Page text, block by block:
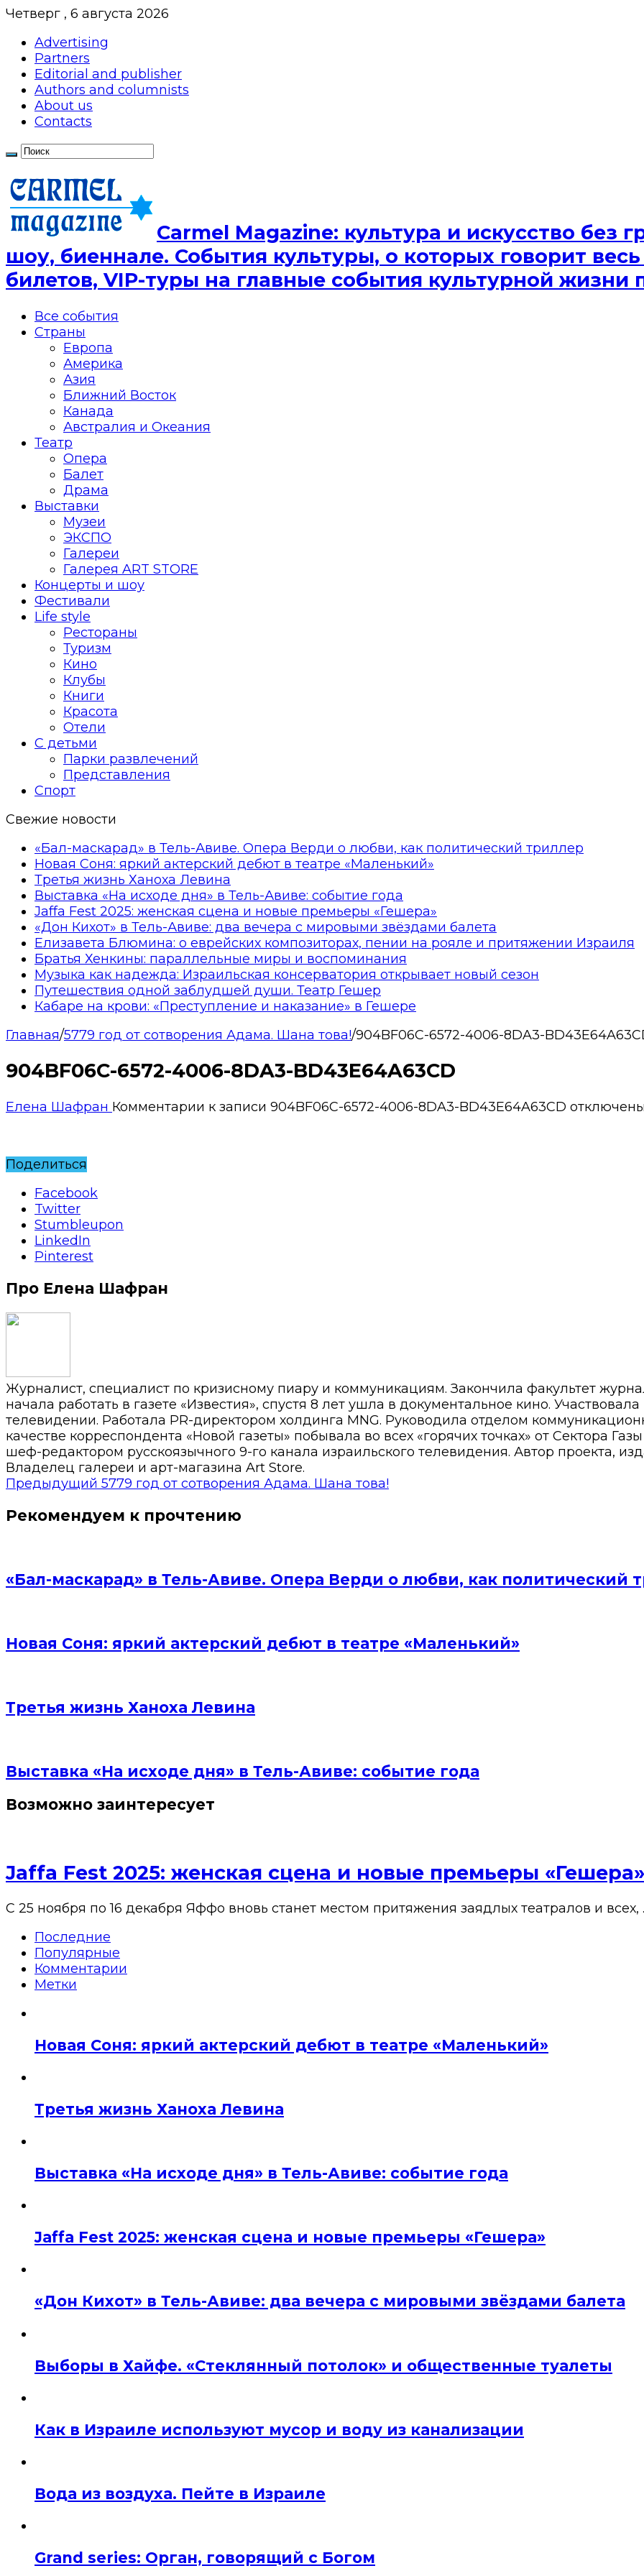
Четверг , 6 августа 2026
Advertising
Partners
Editorial and publisher
Authors and columnists
About us
Contacts
Сarmel Magazine: культура и искусство
шоу, биеннале. События культуры, о которых говорит
билетов, VIP-туры на главные события культурной жизни
Все события
Страны
Европа
Америка
Азия
Ближний Восток
Канада
Австралия и Океания
Театр
Опера
Балет
Драма
Выставки
Музеи
ЭКСПО
Галереи
Галерея ART STORE
Концерты и шоу
Фестивали
Life style
Рестораны
Туризм
Кино
Клубы
Книги
Красота
Отели
С детьми
Парки развлечений
Представления
Спорт
Свежие новости
«Бал-маскарад» в Тель-Авиве. Опера Верди о любви, как политический триллер
Новая Соня: яркий актерский дебют в театре «Маленький»
Третья жизнь Ханоха Левина
Выставка «На исходе дня» в Тель-Авиве: событие года
Jaffa Fest 2025: женская сцена и новые премьеры «Гешера»
«Дон Кихот» в Тель-Авиве: два вечера с мировыми звёздами балета
Елизавета Блюмина: о еврейских композиторах, пении на рояле и притяжении Израиля
Братья Хенкины: параллельные миры и воспоминания
Музыка как надежда: Израильская консерватория открывает новый сезон
Путешествия одной заблудшей души. Театр Гешер
Кабаре на крови: «Преступление и наказание» в Гешере
Главная/5779 год от сотворения Адама. Шана това!/904BF06C-6572-4006-8DA3-
904BF06C-6572-4006-8DA3-BD43E64A63CD
Елена Шафран Комментарии к записи 904BF06C-6572-4006-8DA3-BD43E64A63CD
Поделиться
Facebook
Twitter
Stumbleupon
LinkedIn
Pinterest
Про Елена Шафран
Журналист, специалист по кризисному пиару и коммуникациям. Закончила факультет
начала работать в газете «Известия», спустя 8 лет ушла в документальное кино.
телевидении. Работала PR-директором холдинга MNG. Руководила отделом
качестве корреспондента «Новой газеты» побывала во всех «горячих точках» от Сектора
шеф-редактором русскоязычного 9-го канала израильского телевидения. Автор проекта,
Владелец галереи и арт-магазина Art Store.
Предыдущий 5779 год от сотворения Адама. Шана това!
Рекомендуем к прочтению
«Бал-маскарад» в Тель-Авиве. Опера Верди о любви, как политический
Новая Соня: яркий актерский дебют в театре «Маленький»
Третья жизнь Ханоха Левина
Выставка «На исходе дня» в Тель-Авиве: событие года
Возможно заинтересует
Jaffa Fest 2025: женская сцена и новые премьеры «Гешера»
С 25 ноября по 16 декабря Яффо вновь станет местом притяжения заядлых театралов и всех,
Последние
Популярные
Комментарии
Метки
Новая Соня: яркий актерский дебют в театре «Маленький»
Третья жизнь Ханоха Левина
Выставка «На исходе дня» в Тель-Авиве: событие года
Jaffa Fest 2025: женская сцена и новые премьеры «Гешера»
«Дон Кихот» в Тель-Авиве: два вечера с мировыми звёздами балета
Выборы в Хайфе. «Стеклянный потолок» и общественные туалеты
Как в Израиле используют мусор и воду из канализации
Вода из воздуха. Пейте в Израиле
Grand series: Орган, говорящий с Богом